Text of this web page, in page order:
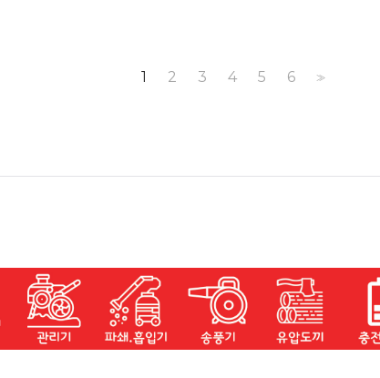
1 2 3 4 5 6 >>